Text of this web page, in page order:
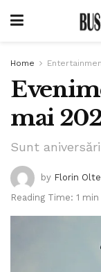
Home
mai
Sunt
by Florin
Reading Time: 1 min